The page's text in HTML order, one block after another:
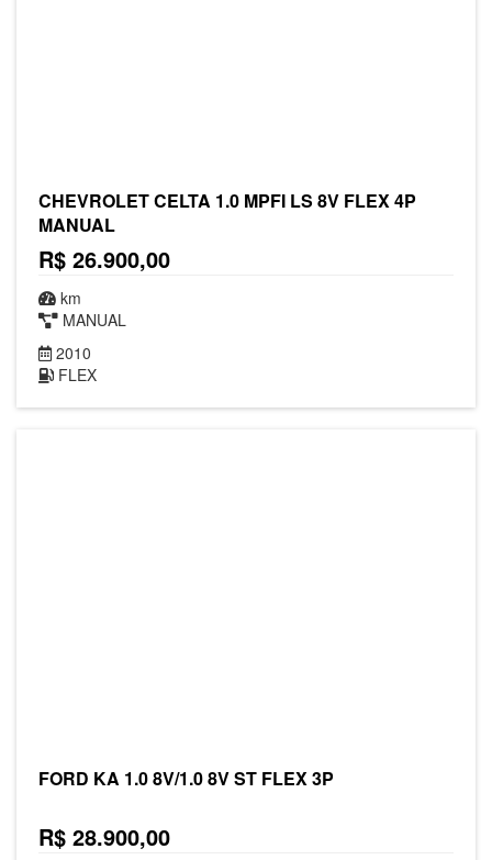
CHEVROLET CELTA 1.0 MPFI LS 8V FLEX 4P
MANUAL
R$ 26.900,00
km
MANUAL
2010
FLEX
FORD KA 1.0 8V/1.0 8V ST FLEX 3P
R$ 28.900,00